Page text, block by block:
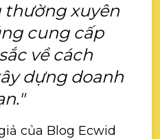
thường xuyên
cung cấp
về cách
dựng doanh
của Blog Ecwid